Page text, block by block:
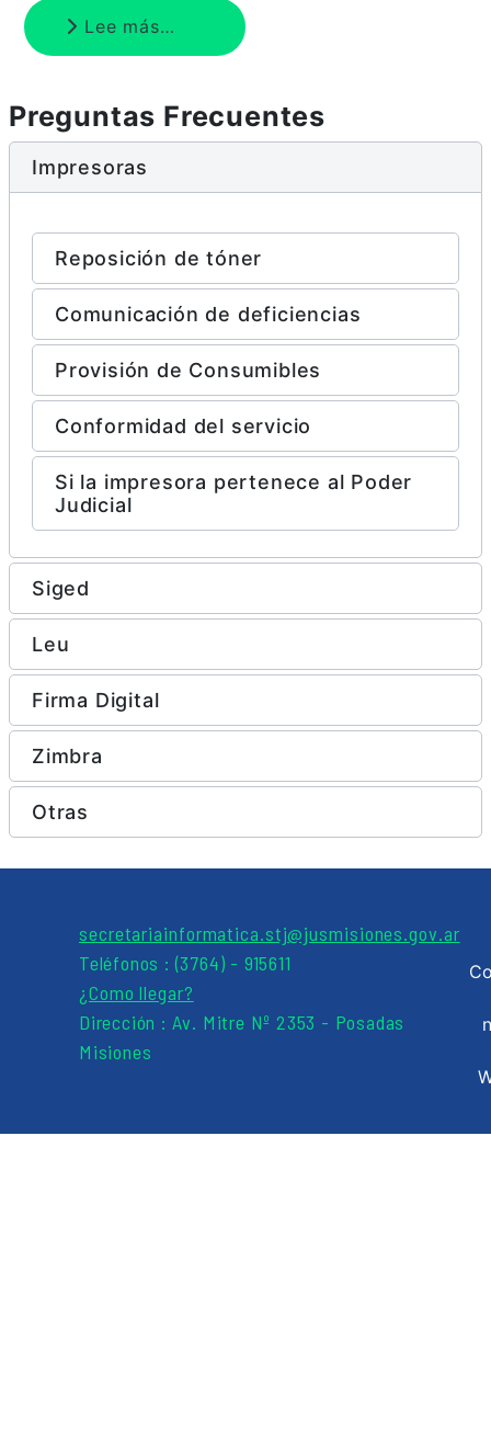
Lee más…
Preguntas Frecuentes
Impresoras
Reposición de tóner
Comunicación de deficiencias
Provisión de Consumibles
Conformidad del servicio
Si la impresora pertenece al Poder
Judicial
Siged
Leu
Firma Digital
Zimbra
Otras
secretariainformatica.stj@jusmisiones.gov.ar
Teléfonos : (3764) - 915611
¿Como llegar?
Dirección : Av. Mitre Nº 2353 - Posadas
Misiones